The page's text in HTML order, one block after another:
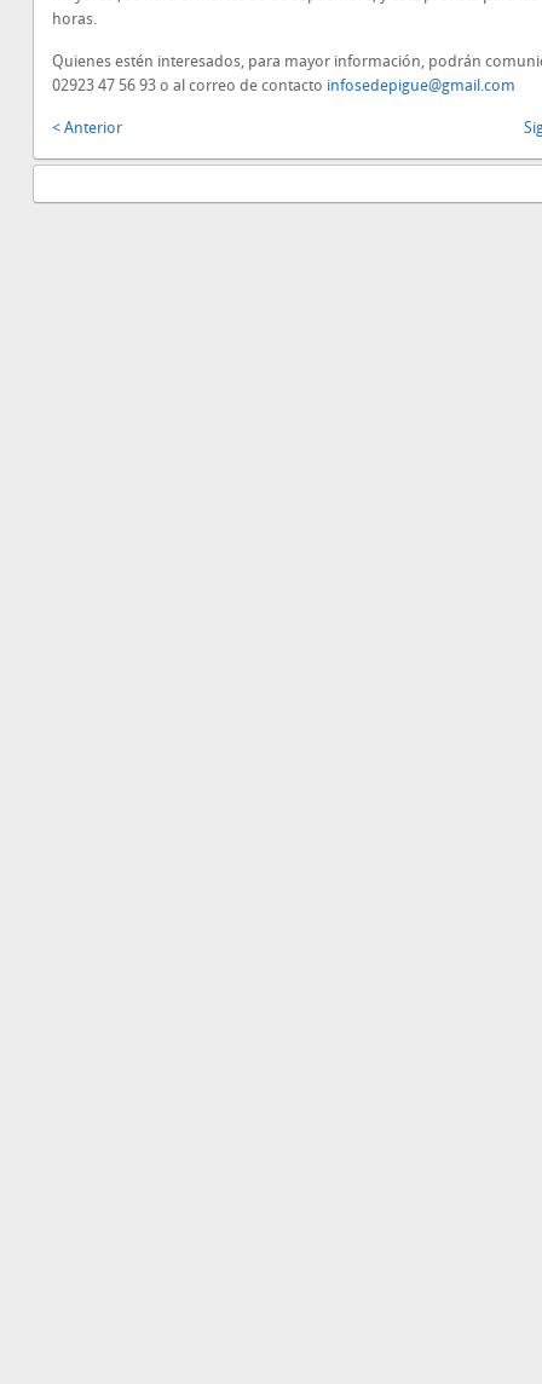
horas.
Quienes estén interesados, para mayor información, podrán
02923 47 56 93 o al correo de contacto infosedepigue@gmail.com
< Anterior